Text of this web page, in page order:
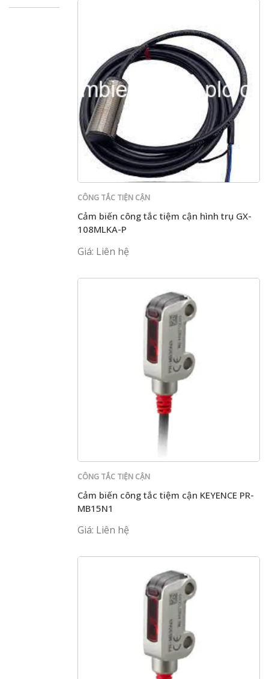
CÔNG TẮC TIỆN CẬN
Cảm biến công tắc tiệm cận hình trụ GX-
108MLKA-P
Giá: Liên hệ
CÔNG TẮC TIỆN CẬN
Cảm biến công tắc tiệm cận KEYENCE PR-
MB15N1
Giá: Liên hệ